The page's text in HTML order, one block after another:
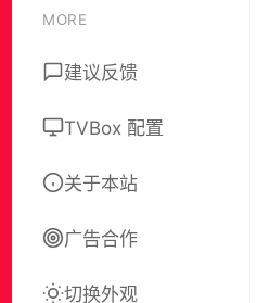
MORE
建议反馈
TVBox 配置
关于本站
广告合作
切换外观